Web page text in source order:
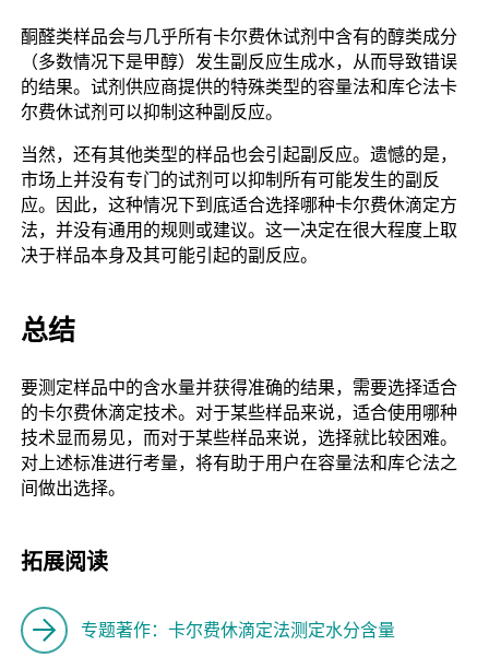
酮醛类样品会与几乎所有卡尔费休试剂中含有的醇类成分
（多数情况下是甲醇）发生副反应生成水，从而导致错误
的结果。试剂供应商提供的特殊类型的容量法和库仑法卡
尔费休试剂可以抑制这种副反应。
当然，还有其他类型的样品也会引起副反应。遗憾的是，
市场上并没有专门的试剂可以抑制所有可能发生的副反
应。因此，这种情况下到底适合选择哪种卡尔费休滴定方
法，并没有通用的规则或建议。这一决定在很大程度上取
决于样品本身及其可能引起的副反应。
总结
要测定样品中的含水量并获得准确的结果，需要选择适合
的卡尔费休滴定技术。对于某些样品来说，适合使用哪种
技术显而易见，而对于某些样品来说，选择就比较困难。
对上述标准进行考量，将有助于用户在容量法和库仑法之
间做出选择。
拓展阅读
专题著作：卡尔费休滴定法测定水分含量